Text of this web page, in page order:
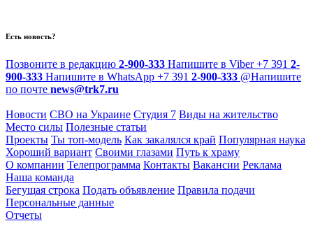
Есть новость?
Позвоните в редакцию 2-900-333 Напишите в Viber +7 391 2-
900-333 Напишите в WhatsApp +7 391 2-900-333 @Напишите
по почте news@trk7.ru
Новости СВО на Украине Студия 7 Виды на жительство
Место силы Полезные статьи
Проекты Ты топ-модель Как закалялся край Популярная наука
Хороший вариант Своими глазами Путь к храму
О компании Телепрограмма Контакты Вакансии Реклама
Наша команда
Бегущая строка Подать объявление Правила подачи
Персональные данные
Отчеты